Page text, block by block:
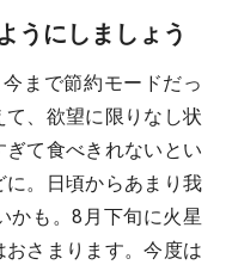
うにしましょう
まで節約モードだっ
、欲望に限りなし状
て食べきれないとい
に。日頃からあまり我
かも。8月下旬に火星
さまります。今度は